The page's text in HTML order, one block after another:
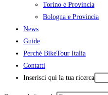
Torino e Provincia
Bologna e Provincia
News
Guide
Perché BikeTour Italia
Contatti
Inserisci qui la tua ricerca